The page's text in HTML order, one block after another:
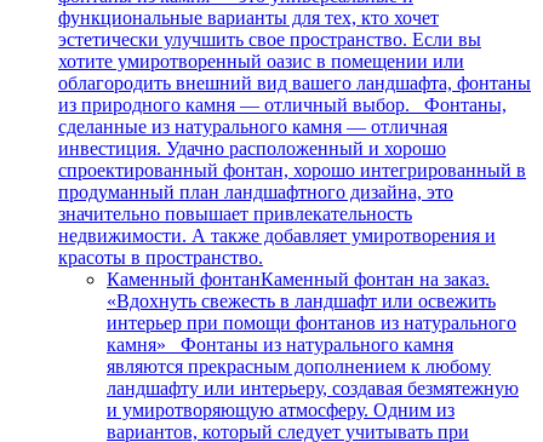
функциональные варианты для тех, кто хочет
эстетически улучшить свое пространство. Если вы
хотите умиротворенный оазис в помещении или
облагородить внешний вид вашего ландшафта, фонтаны
из природного камня — отличный выбор. Фонтаны,
сделанные из натурального камня — отличная
инвестиция. Удачно расположенный и хорошо
спроектированный фонтан, хорошо интегрированный в
продуманный план ландшафтного дизайна, это
значительно повышает привлекательность
недвижимости. А также добавляет умиротворения и
красоты в пространство.
Каменный фонтанКаменный фонтан на заказ.
«Вдохнуть свежесть в ландшафт или освежить
интерьер при помощи фонтанов из натурального
камня» Фонтаны из натурального камня
являются прекрасным дополнением к любому
ландшафту или интерьеру, создавая безмятежную
и умиротворяющую атмосферу. Одним из
вариантов, который следует учитывать при